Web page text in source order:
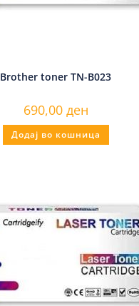
Brother toner TN-B023
690,00 ден
Додај во кошница